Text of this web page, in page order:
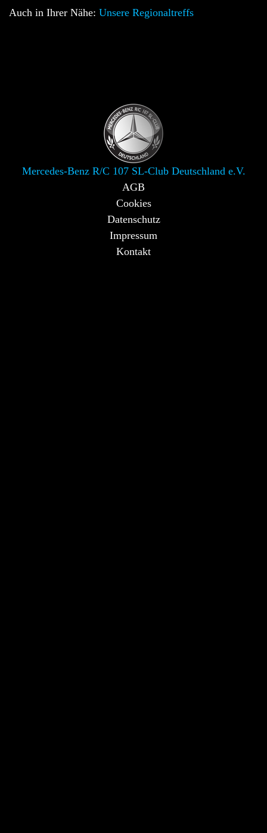
Auch in Ihrer Nähe: Unsere Regionaltreffs
Mercedes-Benz R/C 107 SL-Club Deutschland e.V.
AGB
Cookies
Datenschutz
Impressum
Kontakt